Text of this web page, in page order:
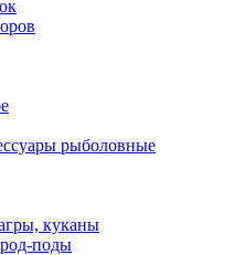
рыболовные
куканы
поды